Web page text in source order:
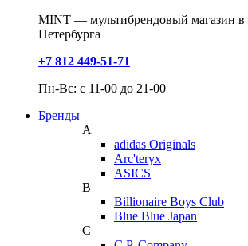
MINT — мультибрендовый магазин в
Петербурга
+7 812 449-51-71
Пн-Вс: с 11-00 до 21-00
Бренды
A
adidas Originals
Arc'teryx
ASICS
B
Billionaire Boys Club
Blue Blue Japan
C